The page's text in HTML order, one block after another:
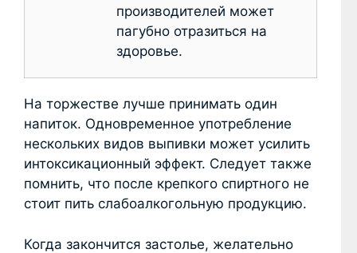
производителей может
пагубно отразиться на
здоровье.
На торжестве лучше принимать один
напиток. Одновременное употребление
нескольких видов выпивки может усилить
интоксикационный эффект. Следует также
помнить, что после крепкого спиртного не
стоит пить слабоалкогольную продукцию.
Когда закончится застолье, желательно